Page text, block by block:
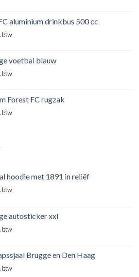
aluminium drinkbus 500 cc
btw
voetbal blauw
btw
Forest FC rugzak
btw
hoodie met 1891 in reliëf
btw
autosticker xxl
btw
Brugge en Den Haag
btw